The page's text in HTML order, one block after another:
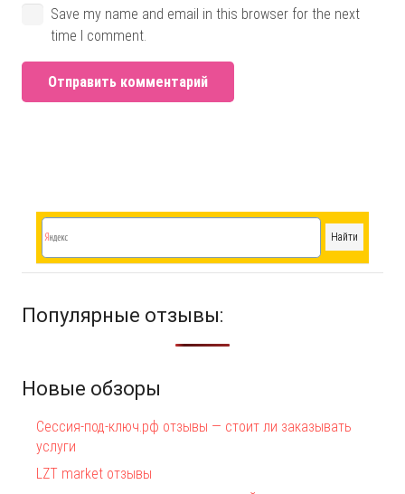
Save my name and email in this browser for the next
time I comment.
Отправить комментарий
Популярные отзывы:
Новые обзоры
Сессия-под-ключ.рф отзывы — стоит ли заказывать
услуги
LZT market отзывы